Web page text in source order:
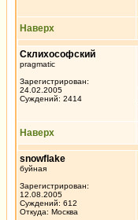
Наверх
Склихософский
pragmatic
Зарегистрирован:
24.02.2005
Суждений: 2414
Наверх
snowflake
буйная
Зарегистрирован:
12.08.2005
Суждений: 612
Откуда: Москва